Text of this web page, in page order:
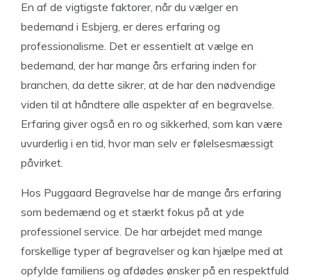
En af de vigtigste faktorer, når du vælger en
bedemand i Esbjerg, er deres erfaring og
professionalisme. Det er essentielt at vælge en
bedemand, der har mange års erfaring inden for
branchen, da dette sikrer, at de har den nødvendige
viden til at håndtere alle aspekter af en begravelse.
Erfaring giver også en ro og sikkerhed, som kan være
uvurderlig i en tid, hvor man selv er følelsesmæssigt
påvirket.
Hos Puggaard Begravelse har de mange års erfaring
som bedemænd og et stærkt fokus på at yde
professionel service. De har arbejdet med mange
forskellige typer af begravelser og kan hjælpe med at
opfylde familiens og afdødes ønsker på en respektfuld